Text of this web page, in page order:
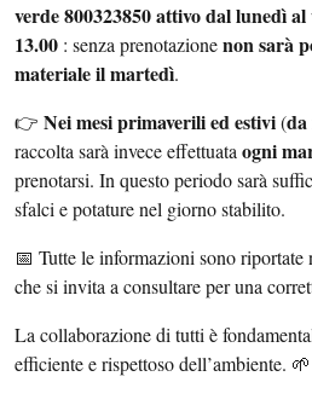
verde 800323850 attivo dal lunedì
13.00 : senza prenotazionenon sarà
materiale il martedì.
👉 Nei mesi primaverili ed estivi(da
raccolta sarà invece effettuata ogni
prenotarsi. In questo periodo sarà
sfalci e potature nel giorno stabilito.
📅 Tutte le informazioni sono riportate
che si invita a consultare per una
La collaborazione di tutti è
efficiente e rispettoso dell’ambiente. 🌱